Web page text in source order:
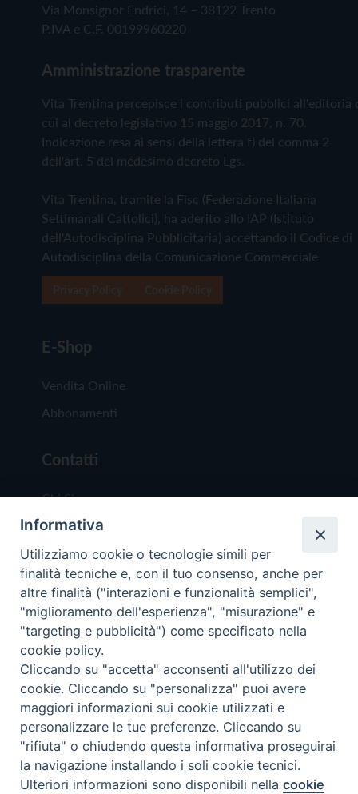
Via Monsignor Endrici, 14 – 38122 Trento
P.IVA e C.F. 00199960220
Amministrazione trasparente
Vita Trentina percepisce i contributi pubblici all'editoria
cui al decreto legislativo 15 maggio 2017, n. 70.
Indicazione resa ai sensi della lettera f) del comma 2
dell'art. 5 del medesimo decreto Lgs.
Vita Trentina, tramite la Fisc (Federazione Italiana
Settimanali Cattolici), ha aderito allo IAP (Istituto
dell'Autodisciplina Pubblicitaria) accettando il Codice di
Autodisciplina della Comunicazione Commerciale
E-Shop
Vendita Online
Abbonamenti
Contatti
Chi Siamo
Redazione
Scrivici
Copyright © 2019 - Tutti i diritti riservati - Vita
Trentina Editrice
Privacy Policy
Torna
Preferenze Cookie
Informativa
Utilizziamo cookie o tecnologie simili per
finalità tecniche e, con il tuo consenso, anche per
altre finalità ("interazioni e funzionalità semplici",
"miglioramento dell'esperienza", "misurazione" e
"targeting e pubblicità") come specificato nella
cookie policy.
Cliccando su "accetta" acconsenti all'utilizzo dei
cookie. Cliccando su "personalizza" puoi avere
maggiori informazioni sui cookie utilizzati e
personalizzare le tue preferenze. Cliccando su
"rifiuta" o chiudendo questa informativa proseguirai
la navigazione installando i soli cookie tecnici.
Ulteriori informazioni sono disponibili nellacookie